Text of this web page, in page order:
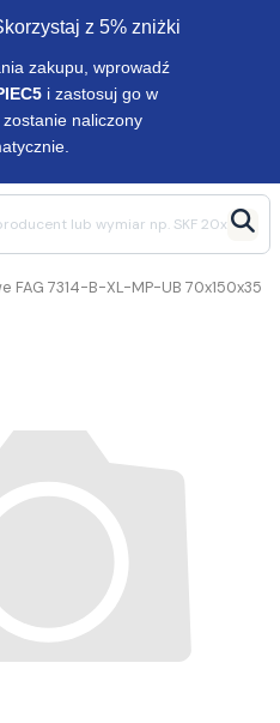
z 5% zniżki
zakupu, wprowadź
i zastosuj go w
naliczony
FAG 7314-B-XL-MP-UB 70x150x35